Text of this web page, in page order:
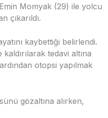
Momyak (29) ile yolcu
çıkarıldı.
kaybettiği belirlendi.
tedavi altına
otopsi yapılmak
gözaltına alırken,